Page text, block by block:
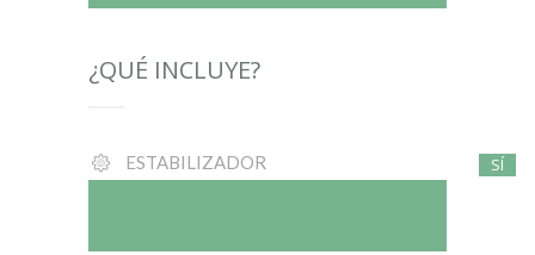
¿QUÉ INCLUYE?
ESTABILIZADOR SÍ